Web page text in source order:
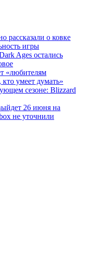
рассказали о ковке
игры
Ages остались
«любителям
умеет думать»
сезоне: Blizzard
26 июня на
не уточнили